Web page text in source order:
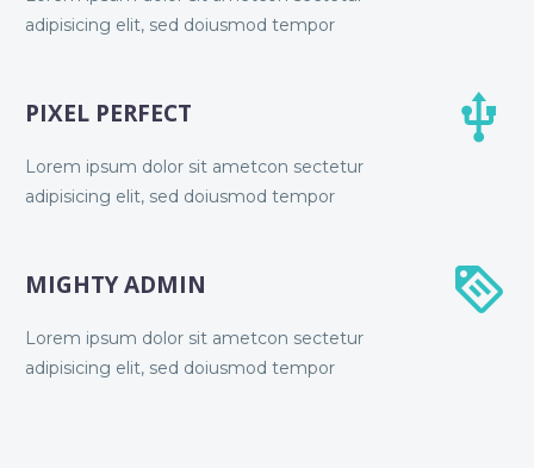
adipisicing elit, sed doiusmod tempor
PIXEL PERFECT
Lorem ipsum dolor sit ametcon sectetur
adipisicing elit, sed doiusmod tempor


MIGHTY ADMIN
Lorem ipsum dolor sit ametcon sectetur
adipisicing elit, sed doiusmod tempor

